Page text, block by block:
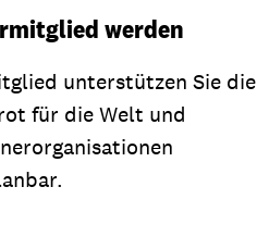
werden
unterstützen Sie die
für die Welt und